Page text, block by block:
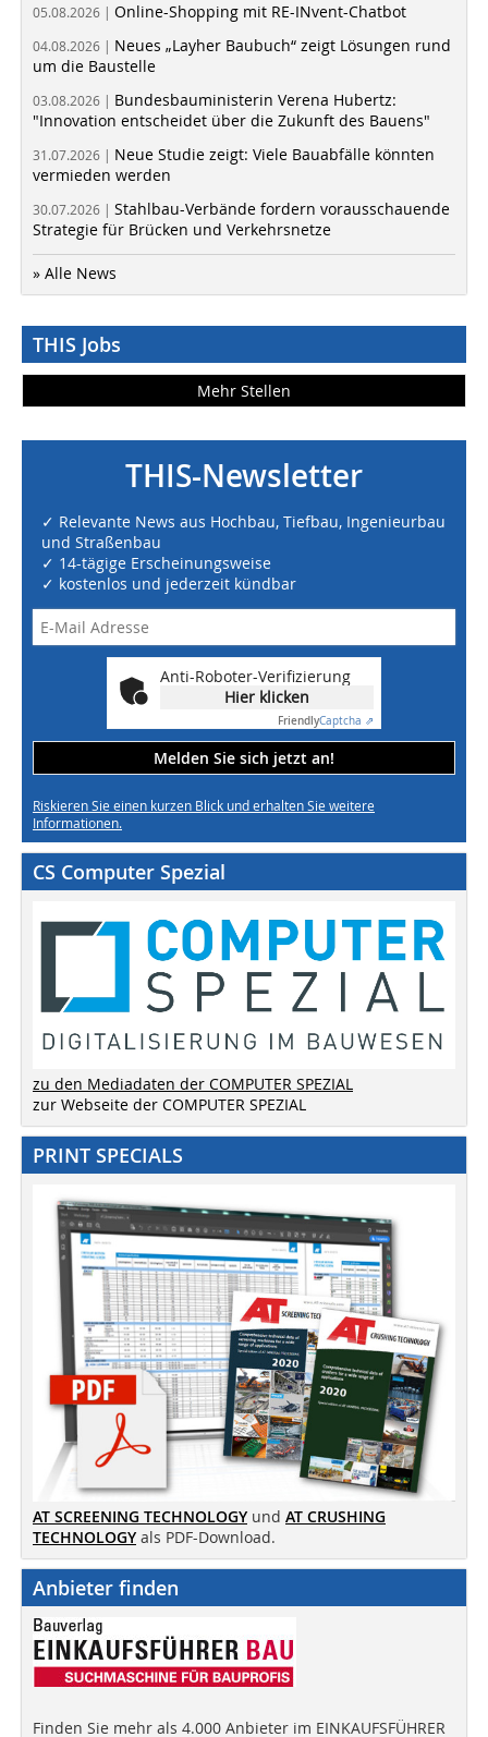
05.08.2026 | Online-Shopping mit RE-INvent-Chatbot
04.08.2026 | Neues „Layher Baubuch“ zeigt Lösungen rund
um die Baustelle
03.08.2026 | Bundesbauministerin Verena Hubertz:
"Innovation entscheidet über die Zukunft des Bauens"
31.07.2026 | Neue Studie zeigt: Viele Bauabfälle könnten
vermieden werden
30.07.2026 | Stahlbau-Verbände fordern vorausschauende
Strategie für Brücken und Verkehrsnetze
» Alle News
THIS Jobs
Mehr Stellen
THIS-Newsletter
✓ Relevante News aus Hochbau, Tiefbau, Ingenieurbau
und Straßenbau
✓ 14-tägige Erscheinungsweise
✓ kostenlos und jederzeit kündbar
Anti-Roboter-Verifizierung
Hier klicken
FriendlyCaptcha ⇗
Melden Sie sich jetzt an!
Riskieren Sie einen kurzen Blick und erhalten Sie weitere
Informationen.
CS Computer Spezial
zu den Mediadaten der COMPUTER SPEZIAL
zur Webseite der COMPUTER SPEZIAL
PRINT SPECIALS
AT SCREENING TECHNOLOGY und AT CRUSHING
TECHNOLOGY als PDF-Download.
Anbieter finden
Finden Sie mehr als 4.000 Anbieter im EINKAUFSFÜHRER